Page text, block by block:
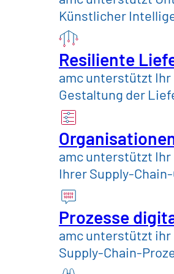
Künstlicher
Resiliente
amc unterstützt
Gestaltung der
amc unterstützt
Ihrer Supply-
Prozesse
amc unterstützt ihr
Supply-Chain-
amc ist Ihr
resiliente und
mation von
Einkauf.
Gespräch